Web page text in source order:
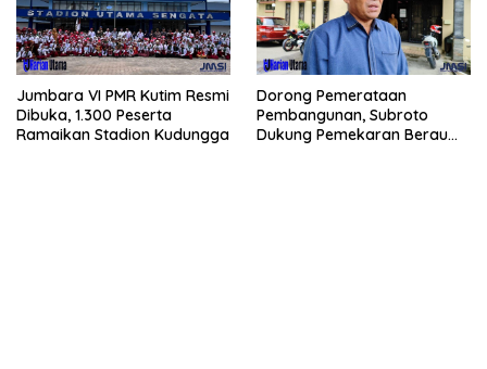
Jumbara VI PMR Kutim Resmi
Dibuka, 1.300 Peserta
Ramaikan Stadion Kudungga
Dorong Pemerataan
Pembangunan, Subroto
Dukung Pemekaran Berau